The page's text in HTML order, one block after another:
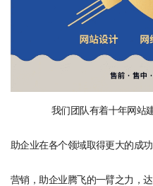
我们团队有着十年网站
助企业在各个领域取得更大的成
营销，助企业腾飞的一臂之力，